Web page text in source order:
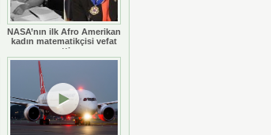
NASA’nın ilk Afro Amerikan
kadın matematikçisi vefat
etti